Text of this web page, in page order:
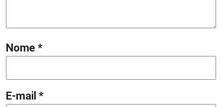
Nome *
E-mail *